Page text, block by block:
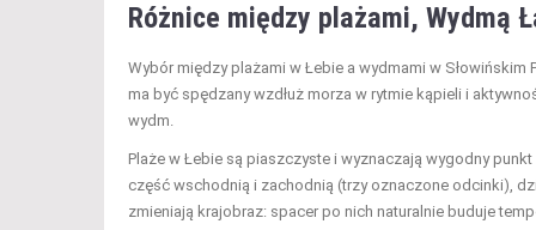
Różnice między plażami, Wydmą
Wybór między plażami w Łebie a wydmami w
ma być spędzany wzdłuż morza w rytmie kąpieli i
wydm.
Plaże w Łebie są piaszczyste i wyznaczają wygodny
część wschodnią i zachodnią (trzy oznaczone odcinki),
zmieniają krajobraz: spacer po nich naturalnie buduje